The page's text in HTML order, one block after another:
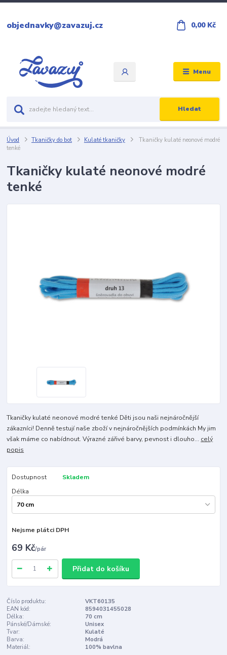
Menu
Hledat
objednavky@zavazuj.cz 0,00 Kč
Úvod Tkaničky do bot Kulaté tkaničky
Tkaničky kulaté neonové modré
tenké
Tkaničky kulaté neonové modré
tenké
Tkaničky kulaté neonové modré tenké Děti jsou naši nejnáročnější
zákazníci! Denně testují naše zboží v nejnáročnějších podmínkách My jim
však máme co nabídnout. Výrazné zářivé barvy, pevnost i dlouho... celý
popis
Dostupnost
Skladem
Délka
Nejsme plátci DPH
69 Kč/pár
Přidat do košíku
Číslo produktu:
VKT60135
EAN kód:
8594031455028
Délka:
70 cm
Pánské/Dámské:
Unisex
Tvar:
Kulaté
Barva:
Modrá
Materiál:
100% bavlna